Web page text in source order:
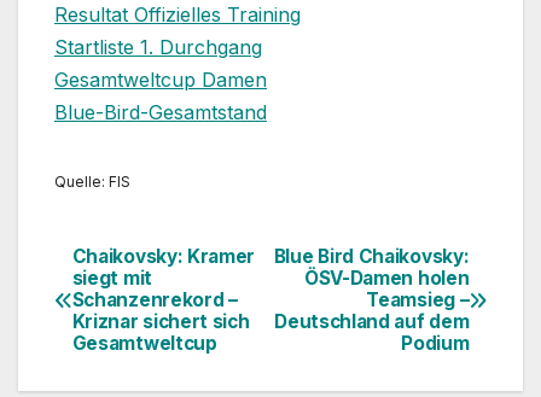
Resultat Offizielles Training
Startliste 1. Durchgang
Gesamtweltcup Damen
Blue-Bird-Gesamtstand
Quelle: FIS
Beitragsnavigation
Blue Bird Chaikovsky:
ÖSV-Damen holen
Teamsieg –
Deutschland auf dem
Podium
Chaikovsky: Kramer
siegt mit
Schanzenrekord –
Kriznar sichert sich
Gesamtweltcup